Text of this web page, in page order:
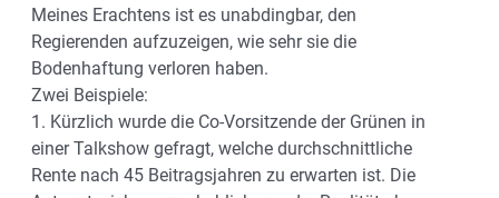
Meines Erachtens ist es unabdingbar, den
Regierenden aufzuzeigen, wie sehr sie die
Bodenhaftung verloren haben.
Zwei Beispiele:
1. Kürzlich wurde die Co-Vorsitzende der Grünen in
einer Talkshow gefragt, welche durchschnittliche
Rente nach 45 Beitragsjahren zu erwarten ist. Die